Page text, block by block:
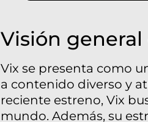
Visión general
Vix se presenta como
a contenido diverso y
reciente estreno, Vix
mundo. Además, su